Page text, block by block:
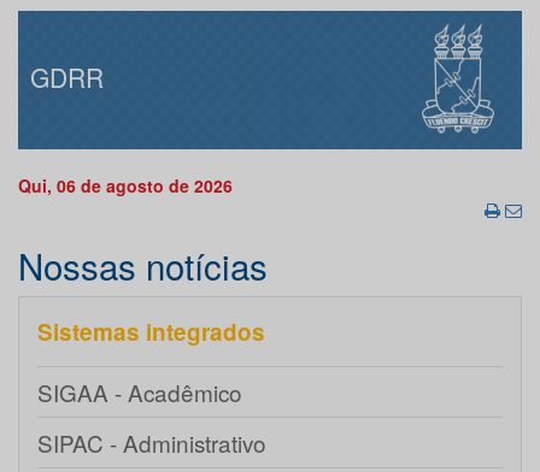
GDRR
Qui, 06 de agosto de 2026
Nossas notícias
Sistemas integrados
SIGAA - Acadêmico
SIPAC - Administrativo